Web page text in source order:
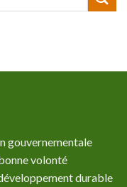
gouvernementale
volonté
durable